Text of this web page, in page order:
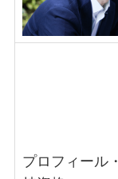
プロフィール